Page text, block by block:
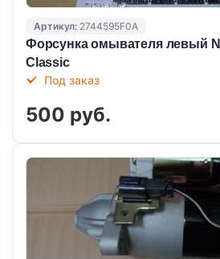
Артикул: 2744595F0A
Форсунка омывателя левый
Classic
Под заказ
500 руб.